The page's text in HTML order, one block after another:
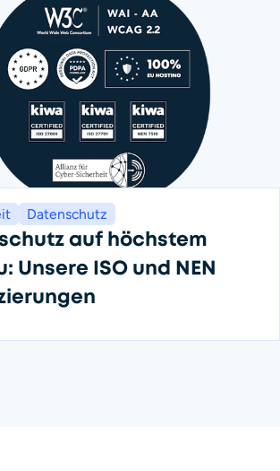
Datenschutz
auf höchstem
Unsere ISO und NEN